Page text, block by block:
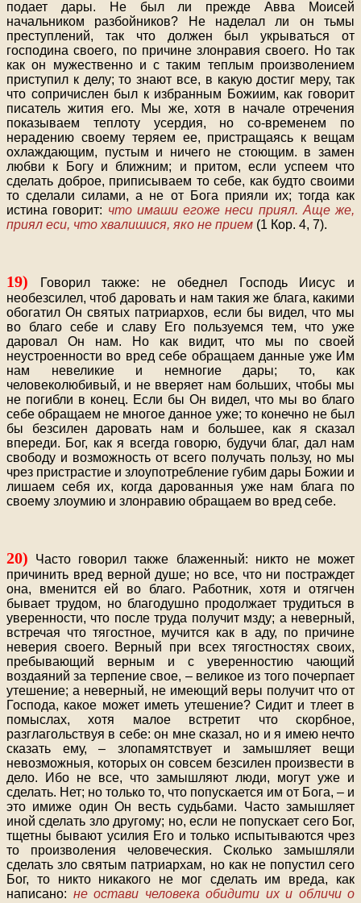
подает дары. Не был ли прежде Авва Моисей
начальником разбойников? Не наделал ли он тьмы
преступлений, так что должен был укрываться от
господина своего, по причине злонравия своего. Но так
как он мужественно и с таким теплым произволением
приступил к делу; то знают все, в какую достиг меру, так
что сопричислен был к избранным Божиим, как говорит
писатель жития его. Мы же, хотя в начале отречения
показываем теплоту усердия, но со-временем по
нерадению своему теряем ее, пристращаясь к вещам
охлаждающим, пустым и ничего не стоющим. в замен
любви к Богу и ближним; и притом, если успеем что
сделать доброе, приписываем то себе, как будто своими
то сделали силами, а не от Бога прияли их; тогда как
истина говорит: что имаши егоже неси приял. Аще же,
приял еси, что хвалишися, яко не прием (1 Кор. 4, 7).
19) Говорил также: не обеднел Господь Иисус и
необезсилел, чтоб даровать и нам такия же блага, какими
обогатил Он святых патриархов, если бы видел, что мы
во благо себе и славу Его пользуемся тем, что уже
даровал Он нам. Но как видит, что мы по своей
неустроенности во вред себе обращаем данные уже Им
нам невеликие и немногие дары; то, как
человеколюбивый, и не вверяет нам больших, чтобы мы
не погибли в конец. Если бы Он видел, что мы во благо
себе обращаем не многое данное уже; то конечно не был
бы безсилен даровать нам и большее, как я сказал
впереди. Бог, как я всегда говорю, будучи благ, дал нам
свободу и возможность от всего получать пользу, но мы
чрез пристрастие и злоупотребление губим дары Божии и
лишаем себя их, когда дарованныя уже нам блага по
своему злоумию и злонравию обращаем во вред себе.
20) Часто говорил также блаженный: никто не может
причинить вред верной душе; но все, что ни постраждет
она, вменится ей во благо. Работник, хотя и отягчен
бывает трудом, но благодушно продолжает трудиться в
уверенности, что после труда получит мзду; а неверный,
встречая что тягостное, мучится как в аду, по причине
неверия своего. Верный при всех тягостностях своих,
пребывающий верным и с уверенностию чающий
воздаяний за терпение свое, – великое из того почерпает
утешение; а неверный, не имеющий веры получит что от
Господа, какое может иметь утешение? Сидит и тлеет в
помыслах, хотя малое встретит что скорбное,
разглагольствуя в себе: он мне сказал, но и я имею нечто
сказать ему, – злопамятствует и замышляет вещи
невозможныя, которых он совсем безсилен произвести в
дело. Ибо не все, что замышляют люди, могут уже и
сделать. Нет; но только то, что попускается им от Бога, – и
это имиже один Он весть судьбами. Часто замышляет
иной сделать зло другому; но, если не попускает сего Бог,
тщетны бывают усилия Его и только испытываются чрез
то произволения человеческия. Сколько замышляли
сделать зло святым патриархам, но как не попустил сего
Бог, то никто никакого не мог сделать им вреда, как
написано: не остави человека обидити их и обличи о